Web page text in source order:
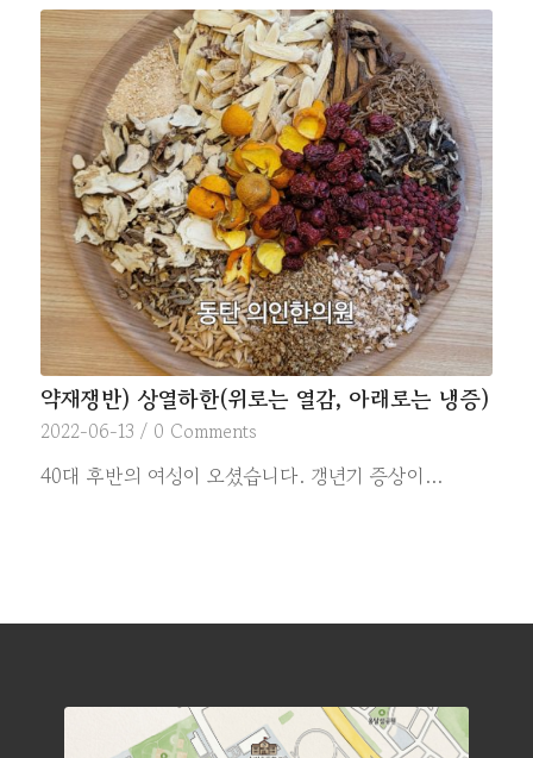
약재쟁반) 상열하한(위로는 열감, 아래로는 냉증)
2022-06-13 / 0 Comments
40대 후반의 여성이 오셨습니다. 갱년기 증상이…